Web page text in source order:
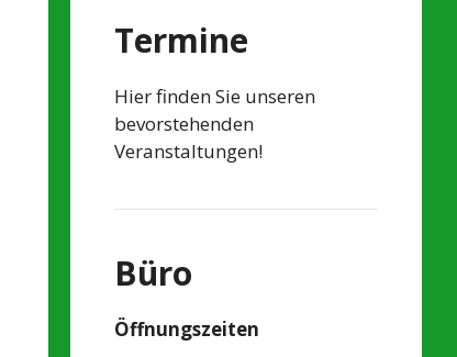
Termine
Hier finden Sie unseren
bevorstehenden
Veranstaltungen!
Büro
Öffnungszeiten